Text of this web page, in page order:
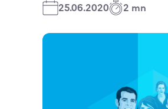
25.06.2020 2 mn